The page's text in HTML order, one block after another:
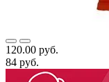
120.00 руб.
84 руб.